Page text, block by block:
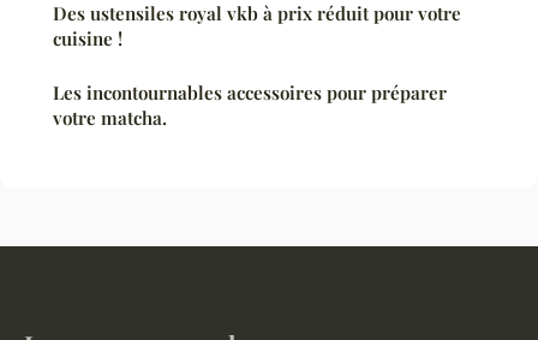
Des ustensiles royal vkb à prix réduit pour votre
cuisine !
Les incontournables accessoires pour préparer
votre matcha.